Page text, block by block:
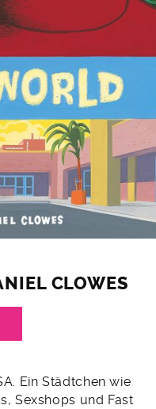
CLOWES
Ein Städtchen wie
Sexshops und Fast